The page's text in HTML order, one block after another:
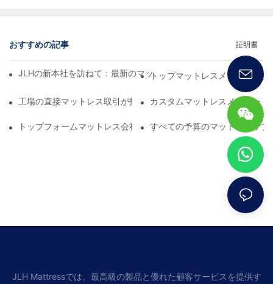
おすすめの記事 証明書
JLHの新本社を訪ねて：最新のマットレス、ベッド、枕のデザイ
トップマットレスメーカー：
工場の直接マットレス取引が投資する価値がある理由
カスタムマットレスメーカー
トップフォームマットレス会社：あなたの快適さのための最高の
すべての予算のマットレスサ
JLH Mattressでは、最高級の製品と優れた顧客サービスを提供す